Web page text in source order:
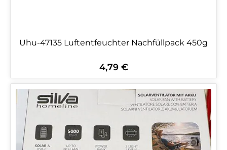
Uhu-47135 Luftentfeuchter Nachfüllpack 450g
Regulärer Preis:
4,79 €